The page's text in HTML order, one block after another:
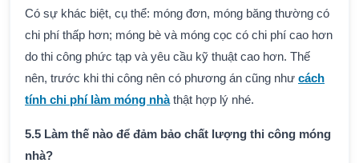
Có sự khác biệt, cụ thể: móng đơn, móng băng thường có
chi phí thấp hơn; móng bè và móng cọc có chi phí cao hơn
do thi công phức tạp và yêu cầu kỹ thuật cao hơn. Thế
nên, trước khi thi công nên có phương án cũng như cách
tính chi phí làm móng nhàthật hợp lý nhé.
5.5 Làm thế nào để đảm bảo chất lượng thi công móng
nhà?